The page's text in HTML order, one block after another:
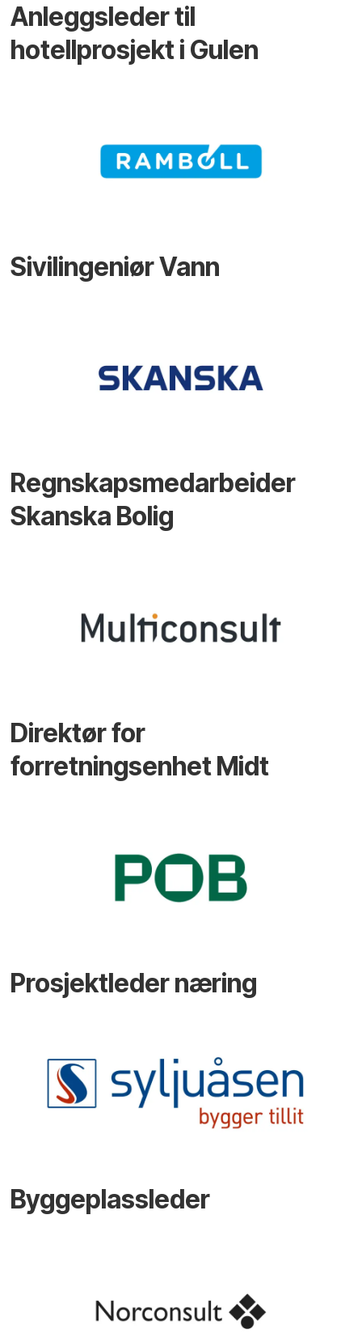
Anleggsleder til
hotellprosjekt i Gulen
Sivilingeniør Vann
Regnskapsmedarbeider
Skanska Bolig
Direktør for
forretningsenhet Midt
Prosjektleder næring
Byggeplassleder